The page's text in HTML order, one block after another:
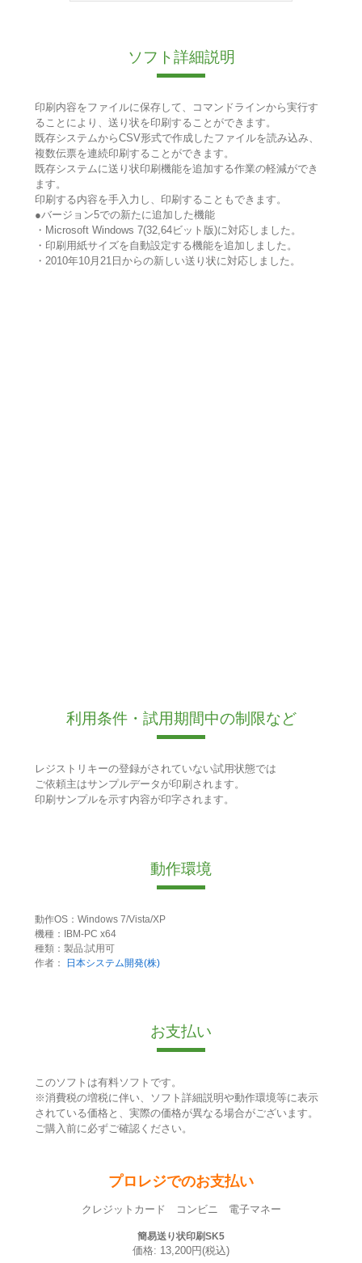
ソフト詳細説明
印刷内容をファイルに保存して、コマンドラインから実行す
ることにより、送り状を印刷することができます。
既存システムからCSV形式で作成したファイルを読み込み、
複数伝票を連続印刷することができます。
既存システムに送り状印刷機能を追加する作業の軽減ができ
ます。
印刷する内容を手入力し、印刷することもできます。
●バージョン5での新たに追加した機能
・Microsoft Windows 7(32,64ビット版)に対応しました。
・印刷用紙サイズを自動設定する機能を追加しました。
・2010年10月21日からの新しい送り状に対応しました。
利用条件・試用期間中の制限など
レジストリキーの登録がされていない試用状態では
ご依頼主はサンプルデータが印刷されます。
印刷サンプルを示す内容が印字されます。
動作環境
動作OS：Windows 7/Vista/XP
機種：IBM-PC x64
種類：製品:試用可
作者：
日本システム開発(株)
お支払い
このソフトは有料ソフトです。
※消費税の増税に伴い、ソフト詳細説明や動作環境等に表示
されている価格と、実際の価格が異なる場合がございます。
ご購入前に必ずご確認ください。
プロレジでのお支払い
クレジットカード コンビニ 電子マネー
簡易送り状印刷SK5
価格: 13,200円(税込)